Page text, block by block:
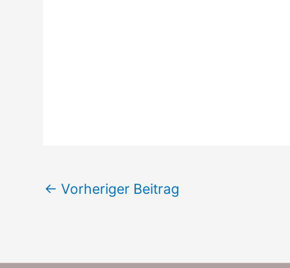
← Vorheriger Beitrag